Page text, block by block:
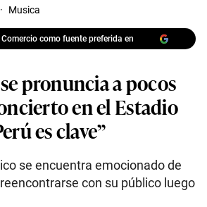
· Musica
como fuente preferida en
pronuncia a pocos
en el Estadio
es clave”
se encuentra emocionado de
con su público luego